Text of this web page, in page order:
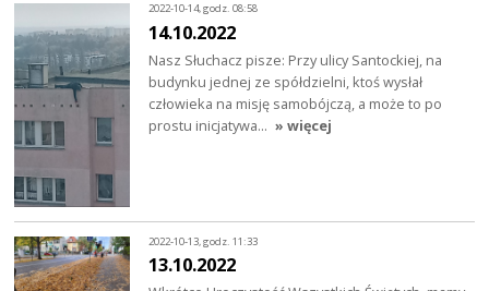
2022-10-14, godz. 08:58
14.10.2022
Nasz Słuchacz pisze: Przy ulicy Santockiej, na
budynku jednej ze spółdzielni, ktoś wysłał
człowieka na misję samobójczą, a może to po
prostu inicjatywa… » więcej
2022-10-13, godz. 11:33
13.10.2022